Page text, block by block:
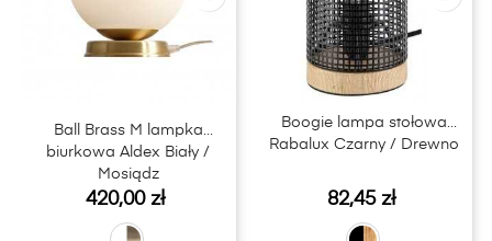
Ball Brass M lampka
biurkowa Aldex Biały /
Mosiądz
Cena
420,00 zł
Boogie lampa stołowa
Rabalux Czarny / Drewno
Cena
82,45 zł